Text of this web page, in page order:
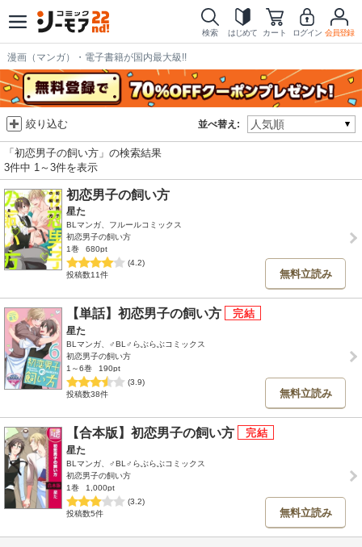
検索 はじめて カート ログイン 会員登録
漫画（マンガ）・電子書籍が国内最大級!!
並べ替え:
絞り込む
「初恋男子の飼い方」の検索結果
3件中 1～3件を表示
初恋男子の飼い方
星た
BLマンガ、フルールコミックス
初恋男子の飼い方
1巻
680pt
(4.2)
投稿数11件
無料立読み
【単話】初恋男子の飼い方
星た
BLマンガ、♂BL♂らぶらぶコミックス
初恋男子の飼い方
1～6巻
190pt
(3.9)
投稿数38件
無料立読み
【合本版】初恋男子の飼い方
星た
BLマンガ、♂BL♂らぶらぶコミックス
初恋男子の飼い方
1巻
1,000pt
(3.2)
投稿数5件
無料立読み